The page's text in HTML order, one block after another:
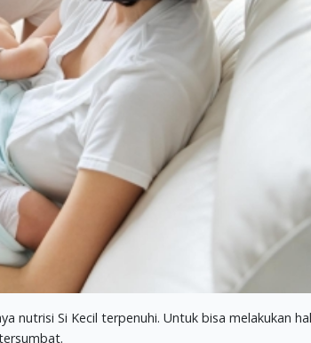
nutrisi Si Kecil terpenuhi. Untuk bisa melakukan hal